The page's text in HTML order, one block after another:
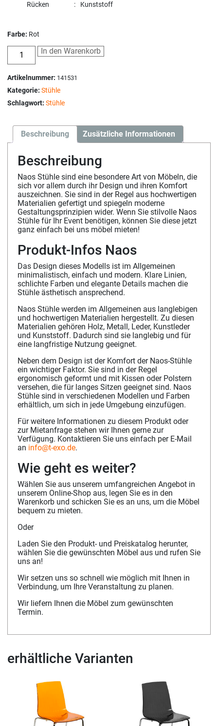
Rücken
Kunststoff
Farbe: Rot
In den Warenkorb
Artikelnummer: 141531
Kategorie: Stühle
Schlagwort: Stühle
Beschreibung Zusätzliche Informationen
Beschreibung
Naos Stühle sind eine besondere Art von Möbeln, die
sich vor allem durch ihr Design und ihren Komfort
auszeichnen. Sie sind in der Regel aus hochwertigen
Materialien gefertigt und spiegeln moderne
Gestaltungsprinzipien wider. Wenn Sie stilvolle Naos
Stühle für Ihr Event benötigen, können Sie diese jetzt
ganz einfach bei uns möbel mieten!
Produkt-Infos Naos
Das Design dieses Modells ist im Allgemeinen
minimalistisch, einfach und modern. Klare Linien,
schlichte Farben und elegante Details machen die
Stühle ästhetisch ansprechend.
Naos Stühle werden im Allgemeinen aus langlebigen
und hochwertigen Materialien hergestellt. Zu diesen
Materialien gehören Holz, Metall, Leder, Kunstleder
und Kunststoff. Dadurch sind sie langlebig und für
eine langfristige Nutzung geeignet.
Neben dem Design ist der Komfort der Naos-Stühle
ein wichtiger Faktor. Sie sind in der Regel
ergonomisch geformt und mit Kissen oder Polstern
versehen, die für langes Sitzen geeignet sind. Naos
Stühle sind in verschiedenen Modellen und Farben
erhältlich, um sich in jede Umgebung einzufügen.
Für weitere Informationen zu diesem Produkt oder
zur Mietanfrage stehen wir Ihnen gerne zur
Verfügung. Kontaktieren Sie uns einfach per E-Mail
an info@t-exo.de.
Wie geht es weiter?
Wählen Sie aus unserem umfangreichen Angebot in
unserem Online-Shop aus, legen Sie es in den
Warenkorb und schicken Sie es an uns, um die Möbel
bequem zu mieten.
Oder
Laden Sie den Produkt- und Preiskatalog herunter,
wählen Sie die gewünschten Möbel aus und rufen Sie
uns an!
Wir setzen uns so schnell wie möglich mit Ihnen in
Verbindung, um Ihre Veranstaltung zu planen.
Wir liefern Ihnen die Möbel zum gewünschten
Termin.
erhältliche Varianten